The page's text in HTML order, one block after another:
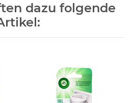
dazu folgende